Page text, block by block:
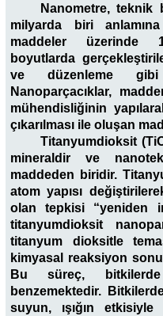
Nanometre,
milyarda biri
maddeler üzerinde
boyutlarda
ve düzenleme gibi
Nanoparçacıklar,
mühendisliğinin
çıkarılması ile oluşan
Titanyumdioksit
mineraldir ve
maddeden biridir.
atom yapısı
olan tepkisi “yeniden
titanyumdioksit
titanyum dioksitle
kimyasal reaksiyon
Bu süreç, bitkilerde
benzemektedir.
suyun, ışığın